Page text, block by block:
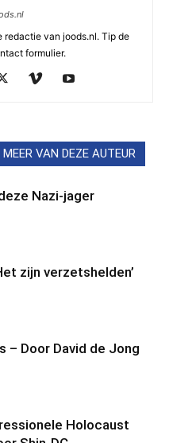
van joods.nl. Tip de
formulier.
MEER VAN DEZE AUTEUR
Nazi-jager
zijn verzetshelden’
– Door David de Jong
Holocaust